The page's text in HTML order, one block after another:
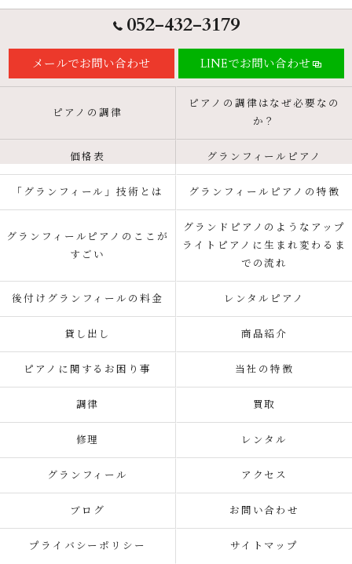
052-432-3179
メールでお問い合わせ LINEでお問い合わせ
ピアノの調律
ピアノの調律はなぜ必要なの
か？
価格表 グランフィールピアノ
「グランフィール」技術とは グランフィールピアノの特徴
グランフィールピアノのここが
すごい
グランドピアノのようなアップ
ライトピアノに生まれ変わるま
での流れ
後付けグランフィールの料金 レンタルピアノ
貸し出し 商品紹介
ピアノに関するお困り事 当社の特徴
調律 買取
修理 レンタル
グランフィール アクセス
ブログ お問い合わせ
プライバシーポリシー サイトマップ